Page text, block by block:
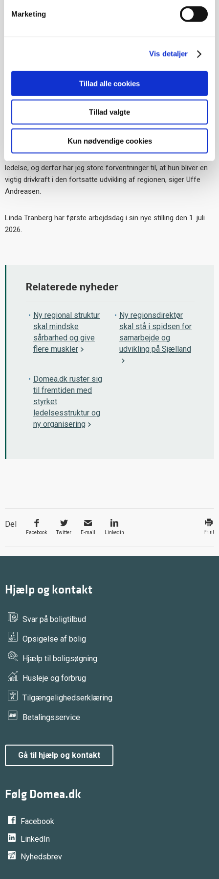
Marketing
Vis detaljer
Tillad alle cookies
Tillad valgte
Kun nødvendige cookies
Kundedirektøren glæder sig til
Som regionsdirektør får Linda Tranberg reference til Uffe
Andreasen. Han er kundedirektør for kunder med aftale om fuld
forretningsførelse, og han glæder sig til samarbejdet.
– Linda kommer med stærke kompetencer inden for både
strategisk ledelse, organisationsudvikling og med solid viden om
beboerdemokratiet og bestyrelsernes arbejde. Hun har erfaring
med at skabe resultater gennem relationer og involverende
ledelse, og derfor har jeg store forventninger til, at hun bliver en
vigtig drivkraft i den fortsatte udvikling af regionen, siger Uffe
Andreasen.
Linda Tranberg har første arbejdsdag i sin nye stilling den 1. juli
2026.
Relaterede nyheder
Ny regional struktur
skal mindske
sårbarhed og give
flere muskler
Ny regionsdirektør
skal stå i spidsen for
samarbejde og
udvikling på Sjælland
Domea.dk ruster sig
til fremtiden med
styrket
ledelsesstruktur og
ny organisering
Del
Facebook Twitter E-mail Linkedin Print
Hjælp og kontakt
Svar på boligtilbud
Opsigelse af bolig
Hjælp til boligsøgning
Husleje og forbrug
Tilgængelighedserklæring
Betalingsservice
gå til hjælp og kontakt
Følg Domea.dk
Facebook
LinkedIn
Nyhedsbrev